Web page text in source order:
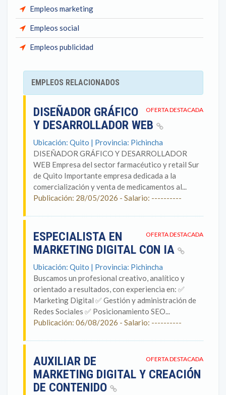
Empleos marketing
Empleos social
Empleos publicidad
EMPLEOS RELACIONADOS
OFERTA DESTACADA
DISEÑADOR GRÁFICO
Y DESARROLLADOR WEB
Ubicación: Quito | Provincia: Pichincha
DISEÑADOR GRÁFICO Y DESARROLLADOR
WEB Empresa del sector farmacéutico y retail Sur
de Quito Importante empresa dedicada a la
comercialización y venta de medicamentos al...
Publicación: 28/05/2026 - Salario: ----------
OFERTA DESTACADA
ESPECIALISTA EN
MARKETING DIGITAL CON IA
Ubicación: Quito | Provincia: Pichincha
Buscamos un profesional creativo, analítico y
orientado a resultados, con experiencia en: ✅
Marketing Digital ✅ Gestión y administración de
Redes Sociales ✅ Posicionamiento SEO...
Publicación: 06/08/2026 - Salario: ----------
OFERTA DESTACADA
AUXILIAR DE
MARKETING DIGITAL Y CREACIÓN
DE CONTENIDO